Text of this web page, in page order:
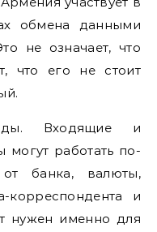
обмена данными
не означает, что
что его не стоит
Входящие и
могут работать по-
банка, валюты,
корреспондента и
нужен именно для